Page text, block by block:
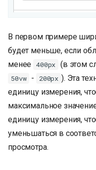
В первом примере
будет меньше, если
менее 400px (в этом
50vw - 200px ). Эта
единицу измерения,
максимальное
единицу измерения,
уменьшаться в
просмотра.